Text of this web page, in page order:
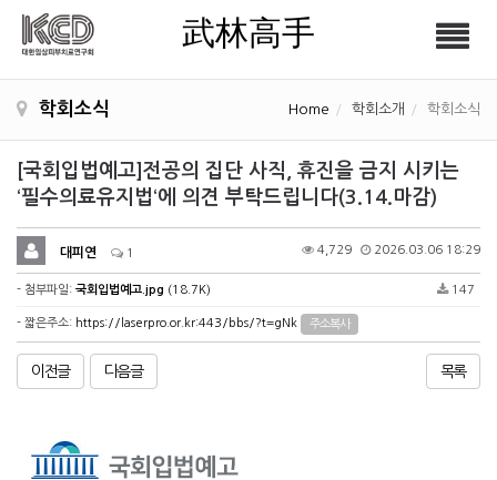
武林高手
武林高手
학회소식 Home 학회소개 학회소식
[국회입법예고]전공의 집단 사직, 휴진을 금지 시키는
‘필수의료유지법‘에 의견 부탁드립니다(3.14.마감)
대피연 1 4,729 2026.03.06 18:29
- 첨부파일: 국회입법예고.jpg (18.7K) 147
- 짧은주소: https://laserpro.or.kr:443/bbs/?t=gNk 주소복사
이전글 다음글 목록